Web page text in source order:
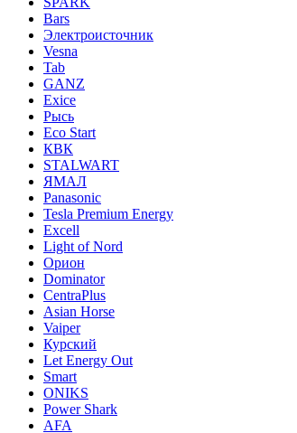
Bars
Электроисточник
Vesna
Tab
GANZ
Exice
Рысь
Eco Start
КВК
STALWART
ЯМАЛ
Panasonic
Tesla Premium Energy
Excell
Light of Nord
Орион
Dominator
CentraPlus
Asian Horse
Vaiper
Курский
Let Energy Out
Smart
ONIKS
Power Shark
AFA